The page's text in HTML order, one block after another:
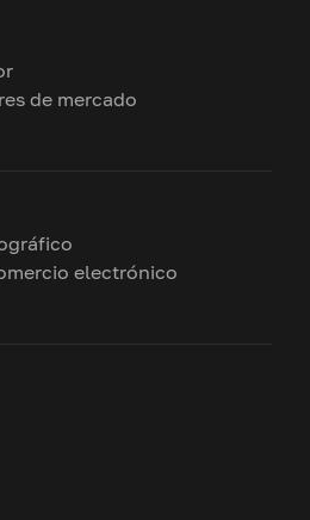
de mercado
electrónico